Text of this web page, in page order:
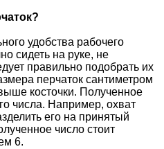
удобства рабочего
сидеть на руке, не
правильно подобрать их
перчаток сантиметром
косточки. Полученное
числа. Например, охват
его на принятый
число стоит
6.